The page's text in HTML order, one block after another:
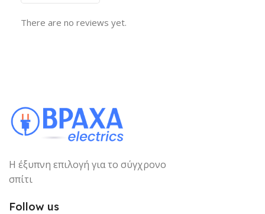
There are no reviews yet.
Η έξυπνη επιλογή για το σύγχρονο
σπίτι
Follow us